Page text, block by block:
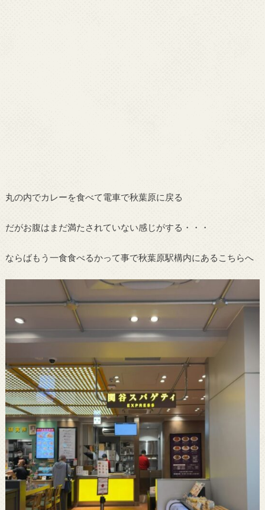
丸の内でカレーを食べて電車で秋葉原に戻る
だがお腹はまだ満たされていない感じがする・・・
ならばもう一食食べるかって事で秋葉原駅構内にあるこちらへ